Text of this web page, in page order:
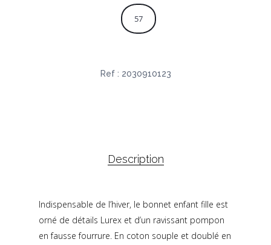
57
Ref : 2030910123
Description
Indispensable de l’hiver, le bonnet enfant fille est
orné de détails Lurex et d’un ravissant pompon
en fausse fourrure. En coton souple et doublé en